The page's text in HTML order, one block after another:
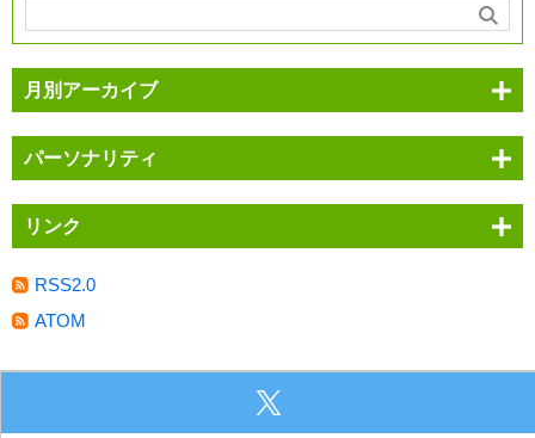
月別アーカイブ
パーソナリティ
リンク
RSS2.0
ATOM